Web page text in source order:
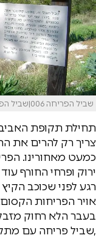
שביל הפריחה 006|שביל הפריחה 003|שביל הפריחה 005
תחילת תקופת
צריך רק להרים את
כמעט מאחורינו.
ירוק ופרחי החורף
רגע לפני שכוכב
אויר הפריחות
בעבר הלא רחוק
,שביל פריחה עם